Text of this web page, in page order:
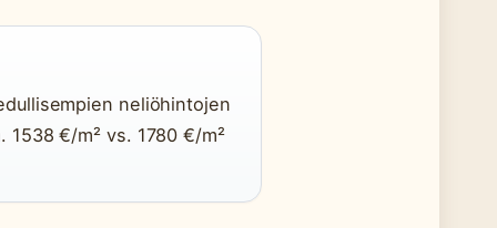
neliöhintojen
€/m² vs. 1780 €/m²